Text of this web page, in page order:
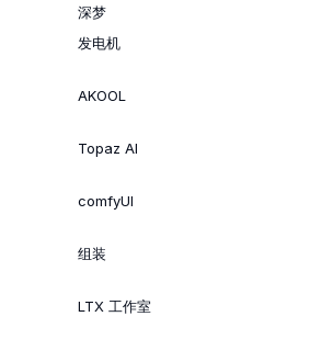
深梦
发电机
AKOOL
Topaz AI
comfyUI
组装
LTX 工作室